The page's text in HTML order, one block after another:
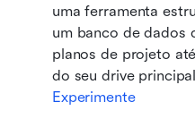
uma ferramenta
um banco de dados
planos de projeto
do seu drive
Experimente